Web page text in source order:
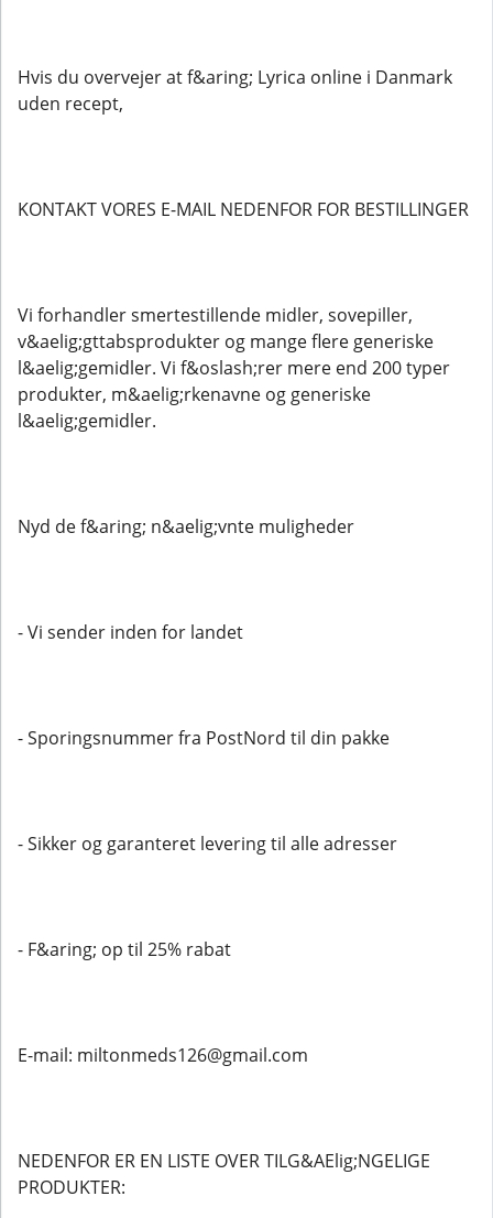
Hvis du overvejer at f&aring; Lyrica online i Danmark
uden recept,
KONTAKT VORES E-MAIL NEDENFOR FOR BESTILLINGER
Vi forhandler smertestillende midler, sovepiller,
v&aelig;gttabsprodukter og mange flere generiske
l&aelig;gemidler. Vi f&oslash;rer mere end 200 typer
produkter, m&aelig;rkenavne og generiske
l&aelig;gemidler.
Nyd de f&aring; n&aelig;vnte muligheder
- Vi sender inden for landet
- Sporingsnummer fra PostNord til din pakke
- Sikker og garanteret levering til alle adresser
- F&aring; op til 25% rabat
E-mail: miltonmeds126@gmail.com
NEDENFOR ER EN LISTE OVER TILG&AElig;NGELIGE
PRODUKTER: